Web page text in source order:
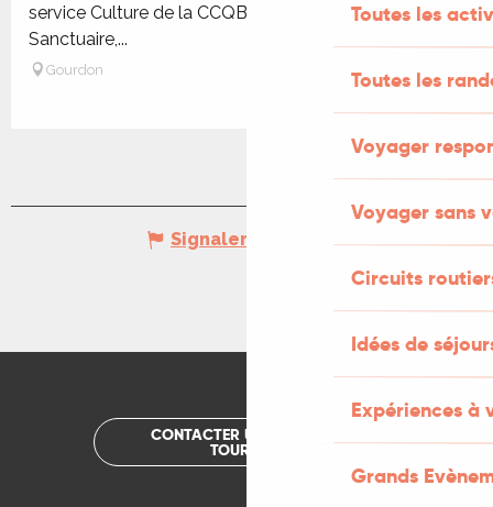
Toutes les
Toutes les
Voyager
Voyager sans
Circuits
Idées de
Expériences à
Grands
service Culture de la CCQB, venez découvrir
Sanctuaire,...
Gourdon
Signaler une erreur
CONTACTER UN OFFICE DE
TOURISME